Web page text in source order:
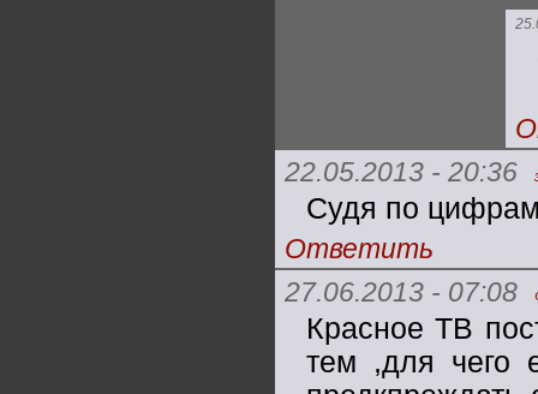
22.05.2013 - 20:36
Судя по цифрам
Ответить
27.06.2013 - 07:08
Красное ТВ
тем ,для чего